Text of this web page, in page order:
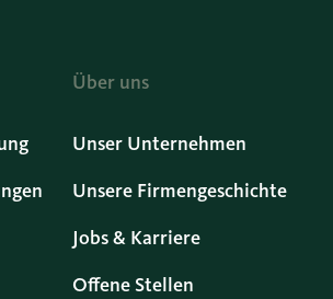
Über uns
Unser Unternehmen
Unsere Firmengeschichte
Jobs & Karriere
Offene Stellen